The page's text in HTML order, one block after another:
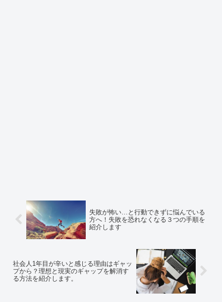
失敗が怖い…と行動できずに悩んでいる
方へ！失敗を恐れなくなる３つの手順を
紹介します
社会人1年目が辛いと感じる理由はギャッ
プから？理想と現実のギャップを解消す
る方法を紹介します。